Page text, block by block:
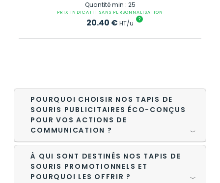
Quantité min : 25
PRIX INDICATIF SANS PERSONNALISATION
20.40 € HT/u ?
POURQUOI CHOISIR NOS TAPIS DE
SOURIS PUBLICITAIRES ÉCO-CONÇUS
POUR VOS ACTIONS DE
COMMUNICATION ?
﹀
À QUI SONT DESTINÉS NOS TAPIS DE
SOURIS PROMOTIONNELS ET
POURQUOI LES OFFRIR ?
﹀